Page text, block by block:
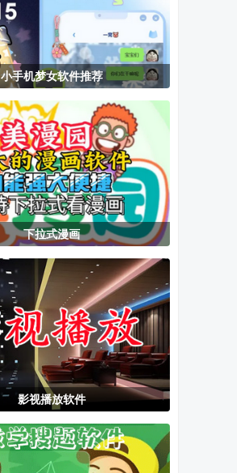
(LianYu)
MBox内置版
电视版
莲花LIANHUA
AI聊天
Car Scanner
汽车扫描仪
小手机梦女软件推荐
下拉式漫画
影视播放软件